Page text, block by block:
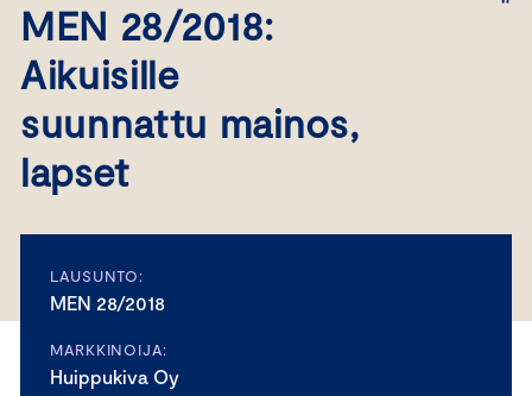
MEN 28/2018:
Aikuisille
suunnattu mainos,
lapset
LAUSUNTO:
MEN 28/2018
MARKKINOIJA:
Huippukiva Oy